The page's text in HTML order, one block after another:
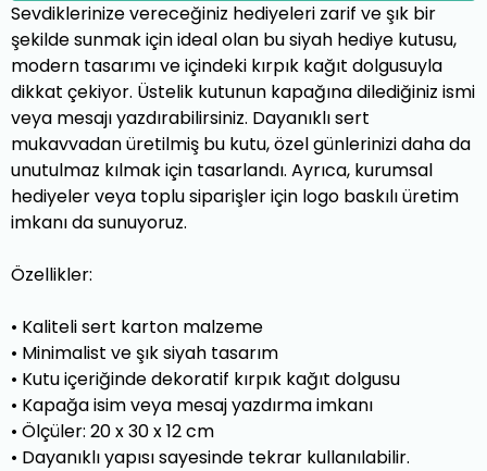
Sevdiklerinize vereceğiniz hediyeleri zarif ve şık bir
şekilde sunmak için ideal olan bu siyah hediye kutusu,
modern tasarımı ve içindeki kırpık kağıt dolgusuyla
dikkat çekiyor. Üstelik kutunun kapağına dilediğiniz ismi
veya mesajı yazdırabilirsiniz. Dayanıklı sert
mukavvadan üretilmiş bu kutu, özel günlerinizi daha da
unutulmaz kılmak için tasarlandı. Ayrıca, kurumsal
hediyeler veya toplu siparişler için logo baskılı üretim
imkanı da sunuyoruz.
Özellikler:
• Kaliteli sert karton malzeme
• Minimalist ve şık siyah tasarım
• Kutu içeriğinde dekoratif kırpık kağıt dolgusu
• Kapağa isim veya mesaj yazdırma imkanı
• Ölçüler: 20 x 30 x 12 cm
• Dayanıklı yapısı sayesinde tekrar kullanılabilir.